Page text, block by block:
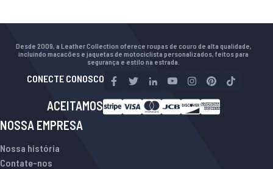
Desde 2009, a Leather Collection oferece roupas de couro de alta qualidade,
incluindo macacões e jaquetas de motociclista personalizados, feitos para
segurança e estilo na estrada.
CONECTE CONOSCO
ACEITAMOS
NOSSA EMPRESA
Nossa história
Contate-nos